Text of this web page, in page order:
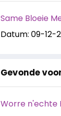
Same Bloeie
Datum: 09-12-
Gevonde
Worre n'echte